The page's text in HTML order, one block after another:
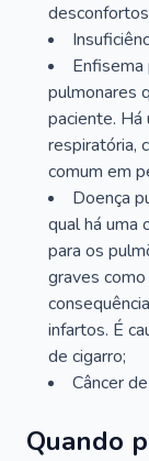
Enfisema
pulmonares
paciente. Há
respiratória,
comum em
Doença
qual há uma
para os
graves
infartos. É
de cigarro;
Câncer
Quando